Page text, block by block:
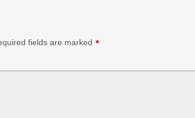
fields are marked *